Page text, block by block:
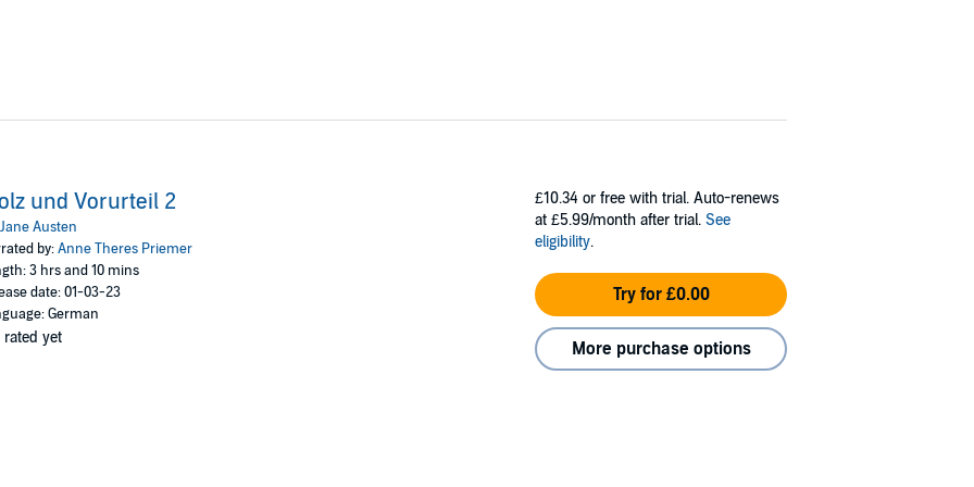
Ab 2020 bis 2021 absolvierte sie eine Sprecherausbildung bei Bettina Schinko in Berlin. Mit der
erweitertes Hörer-Publikum.
von Claude MonetWasserlilien, 1906. Coverschrift gesetzt aus der Aston Script Pro. Schlussmusik:
und Vorurteil 2
Jane Austen
by:Anne Theres Priemer
3 hrs and 10 mins
date: 01-03-23
German
rated yet
£10.34 or free with trial. Auto-renews
at £5.99/month after trial. See
eligibility.
Try for £0.00
More purchase options